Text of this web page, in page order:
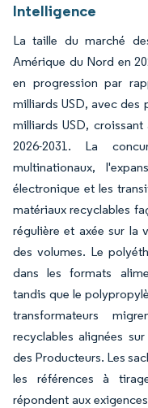
Intelligence
La taille du marché
Amérique du Nord en
en progression par
milliards USD, avec des
milliards USD,
2026-2031. La
multinationaux,
électronique et les
matériaux recyclables
régulière et axée sur la
des volumes. Le
dans les formats
tandis que le
transformateurs
recyclables alignées
des Producteurs. Les
les références à
répondent aux